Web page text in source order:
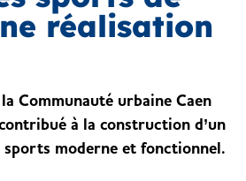
réalisation
Communauté urbaine Caen
à la construction d’un
sports moderne et fonctionnel.